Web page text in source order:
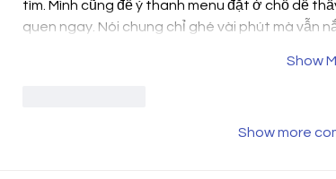
tìm. Mình cũng để ý thanh menu đặt ở chỗ dễ
quen ngay. Nói chung chỉ ghé vài phút mà vẫn
Show
Show more